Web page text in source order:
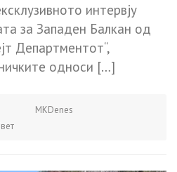
интервју
за Западен Балкан од
Департментот“,
односи […]
MKDenes